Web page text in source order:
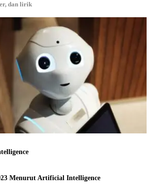
dan lirik
Menurut Artificial Intelligence